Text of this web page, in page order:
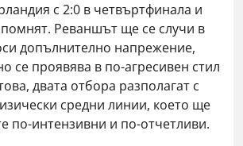
с 2:0 в четвъртфинала и
Реваншът ще се случи в
допълнително напрежение,
се проявява в по-агресивен стил
двата отбора разполагат с
средни линии, което ще
по-интензивни и по-отчетливи.